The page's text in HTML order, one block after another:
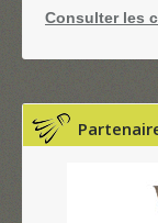
Consulter les